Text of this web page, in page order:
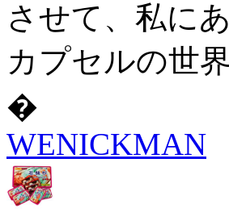
させて、私に
カプセルの世
�
WENICKMAN